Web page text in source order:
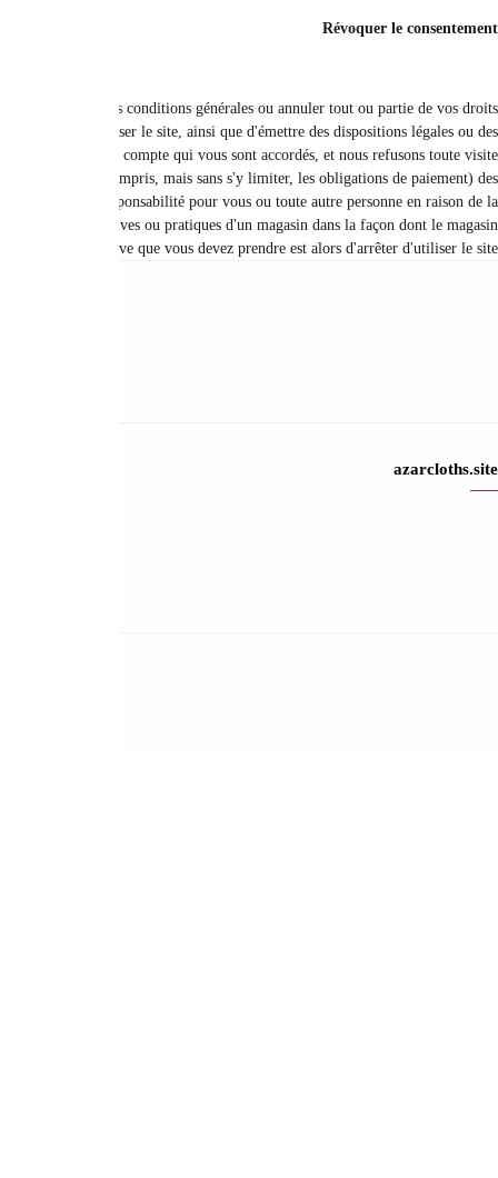
En plus de toute disposition légale ou procédure de recours judiciaire,
accordés en vertu des termes et conditions. Dans tous les cas pour résilier
procédures judiciairement équitables, nous pouvons immédiatement
ou utilisation de ce site entièrement ou Partiellement. Toute révocation
parties émises avant la date de résiliation du contrat. Par
suspension ou de la résiliation du service. Si vous n'êtes pas satisfait de
Contactez-nous